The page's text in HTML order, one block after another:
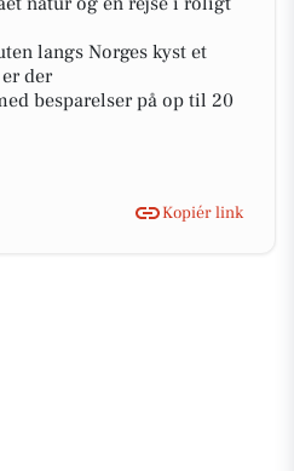
langs Norges kyst et
der
besparelser på op til 20
Kopiér link